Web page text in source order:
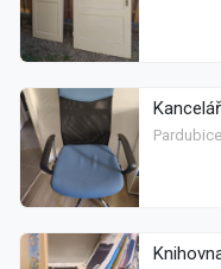
Pardubice